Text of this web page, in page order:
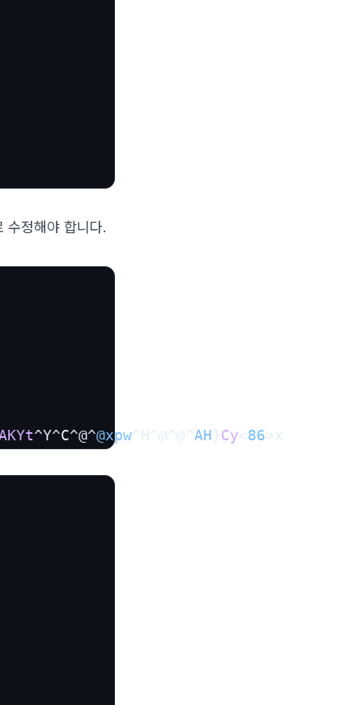
수정해야 합니다.
^Y^C^@^@xpw^H^@^@^AH}Cy<86>x